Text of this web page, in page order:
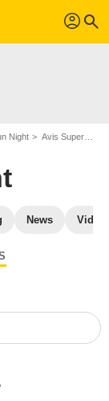
profil search
Night Avis Super Fun Night
News